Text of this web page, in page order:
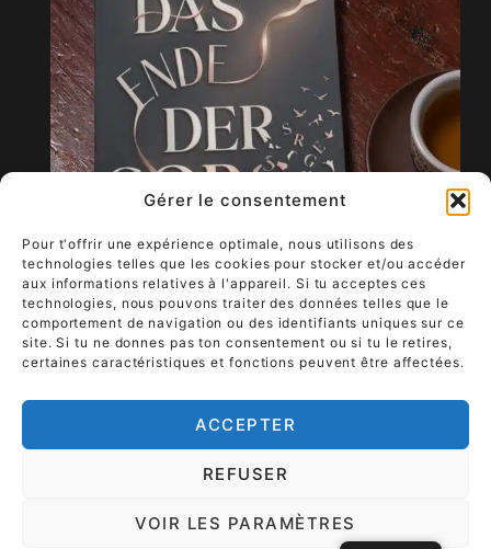
Gérer le consentement
Pour t'offrir une expérience optimale, nous utilisons des
technologies telles que les cookies pour stocker et/ou accéder
aux informations relatives à l'appareil. Si tu acceptes ces
technologies, nous pouvons traiter des données telles que le
comportement de navigation ou des identifiants uniques sur ce
site. Si tu ne donnes pas ton consentement ou si tu le retires,
certaines caractéristiques et fonctions peuvent être affectées.
ACCEPTER
REFUSER
VOIR LES PARAMÈTRES
Formalités & contact